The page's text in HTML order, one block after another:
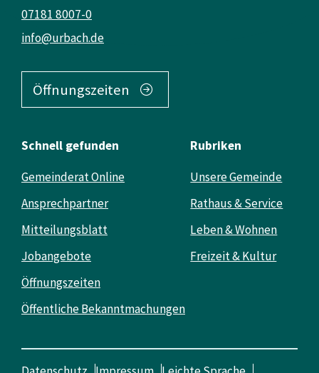
info@urbach.de
07181 8007-0
Öffnungszeiten
Schnell gefunden
Gemeinderat Online
Ansprechpartner
Mitteilungsblatt
Jobangebote
Öffnungszeiten
Öffentliche Bekanntmachungen
Rubriken
Unsere Gemeinde
Rathaus & Service
Leben & Wohnen
Freizeit & Kultur